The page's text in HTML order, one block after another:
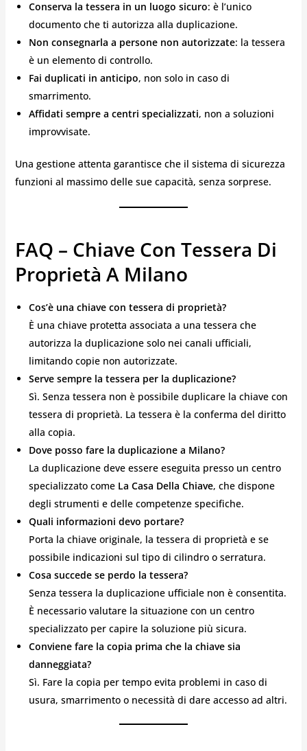
Conserva la tessera in un luogo sicuro: è l’unico
documento che ti autorizza alla duplicazione.
Non consegnarla a persone non autorizzate: la tessera
è un elemento di controllo.
Fai duplicati in anticipo, non solo in caso di
smarrimento.
Affidati sempre a centri specializzati, non a soluzioni
improvvisate.
Una gestione attenta garantisce che il sistema di sicurezza
funzioni al massimo delle sue capacità, senza sorprese.
FAQ – Chiave Con Tessera Di
Proprietà A Milano
Cos’è una chiave con tessera di proprietà?
È una chiave protetta associata a una tessera che
autorizza la duplicazione solo nei canali ufficiali,
limitando copie non autorizzate.
Serve sempre la tessera per la duplicazione?
Sì. Senza tessera non è possibile duplicare la chiave con
tessera di proprietà. La tessera è la conferma del diritto
alla copia.
Dove posso fare la duplicazione a Milano?
La duplicazione deve essere eseguita presso un centro
specializzato come La Casa Della Chiave, che dispone
degli strumenti e delle competenze specifiche.
Quali informazioni devo portare?
Porta la chiave originale, la tessera di proprietà e se
possibile indicazioni sul tipo di cilindro o serratura.
Cosa succede se perdo la tessera?
Senza tessera la duplicazione ufficiale non è consentita.
È necessario valutare la situazione con un centro
specializzato per capire la soluzione più sicura.
Conviene fare la copia prima che la chiave sia
danneggiata?
Sì. Fare la copia per tempo evita problemi in caso di
usura, smarrimento o necessità di dare accesso ad altri.